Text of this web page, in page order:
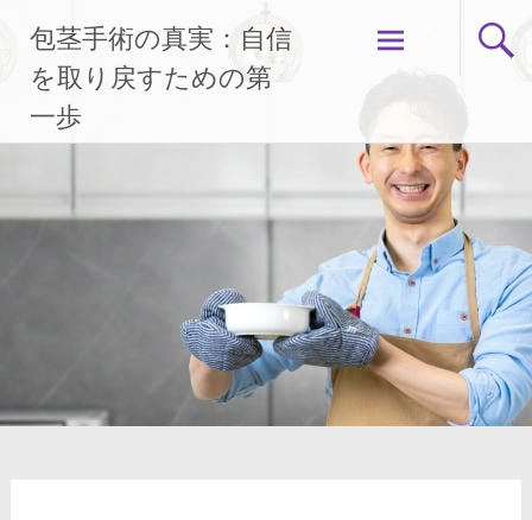
キ
包茎手術の真実：自信
を取り戻すための第
一歩